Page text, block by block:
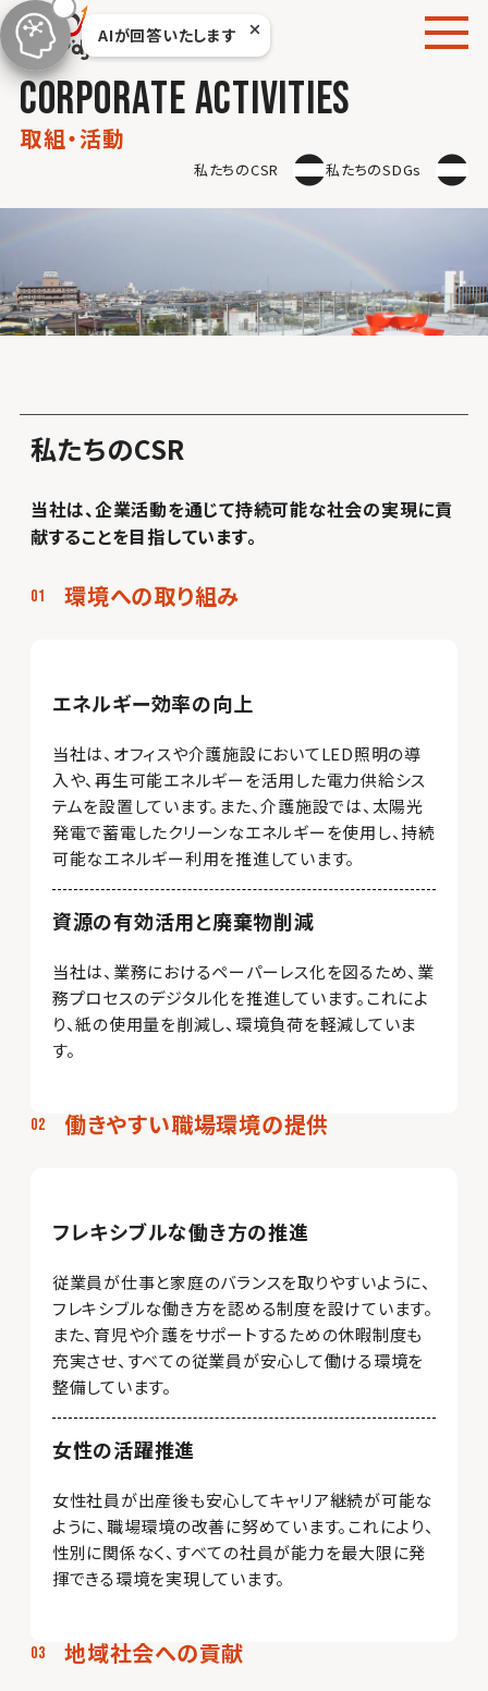
本
文
へcorporateactivities
取組・活動
私たちのCSR 私たちのSDGs
私たちのCSR
当社は、企業活動を通じて持続可能な社会の実現に貢
献することを目指しています。
環境への取り組み
エネルギー効率の向上
当社は、オフィスや介護施設においてLED照明の導
入や、再生可能エネルギーを活用した電力供給シス
テムを設置しています。また、介護施設では、太陽光
発電で蓄電したクリーンなエネルギーを使用し、持続
可能なエネルギー利用を推進しています。
資源の有効活用と廃棄物削減
当社は、業務におけるペーパーレス化を図るため、業
務プロセスのデジタル化を推進しています。これによ
り、紙の使用量を削減し、環境負荷を軽減していま
す。
働きやすい職場環境の提供
フレキシブルな働き方の推進
従業員が仕事と家庭のバランスを取りやすいように、
フレキシブルな働き方を認める制度を設けています。
また、育児や介護をサポートするための休暇制度も
充実させ、すべての従業員が安心して働ける環境を
整備しています。
女性の活躍推進
女性社員が出産後も安心してキャリア継続が可能な
ように、職場環境の改善に努めています。これにより、
性別に関係なく、すべての社員が能力を最大限に発
揮できる環境を実現しています。
地域社会への貢献
AIが回答いたします